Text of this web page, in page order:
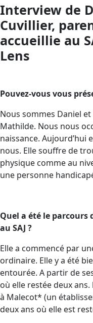
Interview de
Cuvillier,
accueillie au
Lens
Pouvez-vous vous
Nous sommes Daniel
Mathilde. Nous nous
naissance. Aujourd’hui
nous. Elle souffre de
physique comme au
une personne
Quel a été le parcours
au SAJ ?
Elle a commencé par
ordinaire. Elle y a été
entourée. A partir de
où elle restée deux
à Malecot* (un
deux ans où elle est